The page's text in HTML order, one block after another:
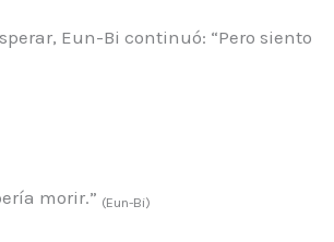
Eun-Bi continuó: “Pero siento
morir.” (Eun-Bi)